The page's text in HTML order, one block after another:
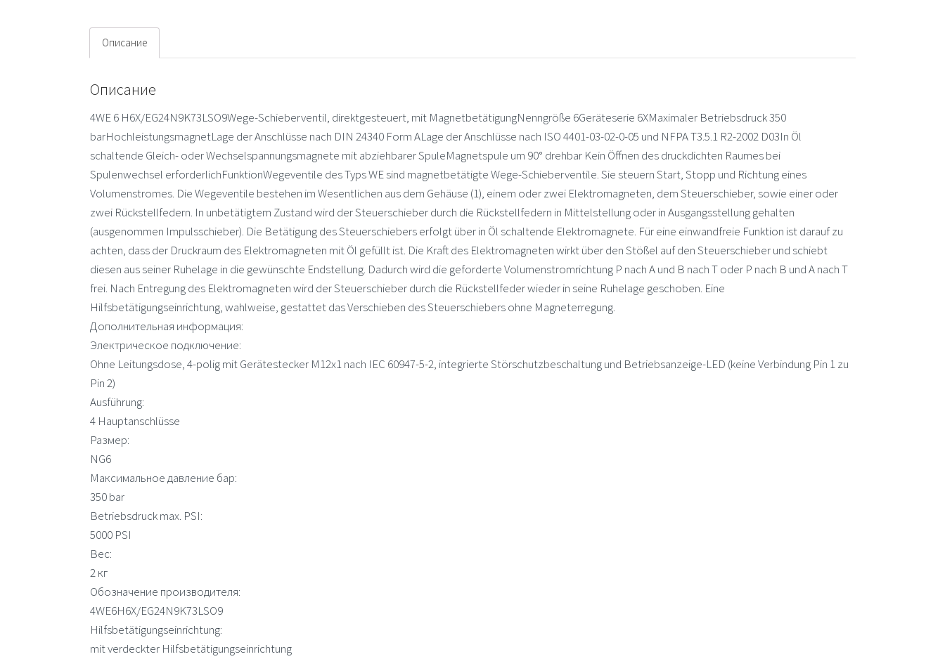
Описание
Описание
4WE 6 H6X/EG24N9K73LSO9Wege-Schieberventil, direktgesteuert, mit MagnetbetätigungNenngröße 6Geräteserie 6XMaximaler Betriebsdruck 350
barHochleistungsmagnetLage der Anschlüsse nach DIN 24340 Form ALage der Anschlüsse nach ISO 4401-03-02-0-05 und NFPA T3.5.1 R2-2002 D03In Öl
schaltende Gleich- oder Wechselspannungsmagnete mit abziehbarer SpuleMagnetspule um 90° drehbar Kein Öffnen des druckdichten Raumes bei
Spulenwechsel erforderlichFunktionWegeventile des Typs WE sind magnetbetätigte Wege-Schieberventile. Sie steuern Start, Stopp und Richtung eines
Volumenstromes. Die Wegeventile bestehen im Wesentlichen aus dem Gehäuse (1), einem oder zwei Elektromagneten, dem Steuerschieber, sowie einer oder
zwei Rückstellfedern. In unbetätigtem Zustand wird der Steuerschieber durch die Rückstellfedern in Mittelstellung oder in Ausgangsstellung gehalten
(ausgenommen Impulsschieber). Die Betätigung des Steuerschiebers erfolgt über in Öl schaltende Elektromagnete. Für eine einwandfreie Funktion ist darauf zu
achten, dass der Druckraum des Elektromagneten mit Öl gefüllt ist. Die Kraft des Elektromagneten wirkt über den Stößel auf den Steuerschieber und schiebt
diesen aus seiner Ruhelage in die gewünschte Endstellung. Dadurch wird die geforderte Volumenstromrichtung P nach A und B nach T oder P nach B und A nach T
frei. Nach Entregung des Elektromagneten wird der Steuerschieber durch die Rückstellfeder wieder in seine Ruhelage geschoben. Eine
Hilfsbetätigungseinrichtung, wahlweise, gestattet das Verschieben des Steuerschiebers ohne Magneterregung.
Дополнительная информация:
Электрическое подключение:
Ohne Leitungsdose, 4-polig mit Gerätestecker M12x1 nach IEC 60947-5-2, integrierte Störschutzbeschaltung und Betriebsanzeige-LED (keine Verbindung Pin 1 zu
Pin 2)
Ausführung:
4 Hauptanschlüsse
Размер:
NG6
Максимальное давление бар:
350 bar
Betriebsdruck max. PSI:
5000 PSI
Вес:
2 кг
Обозначение производителя:
4WE6H6X/EG24N9K73LSO9
Hilfsbetätigungseinrichtung:
mit verdeckter Hilfsbetätigungseinrichtung